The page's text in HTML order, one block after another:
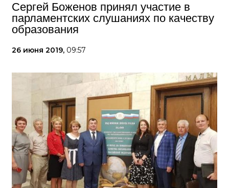
Сергей Боженов принял участие в
парламентских слушаниях по качеству
образования
26 июня 2019, 09:57